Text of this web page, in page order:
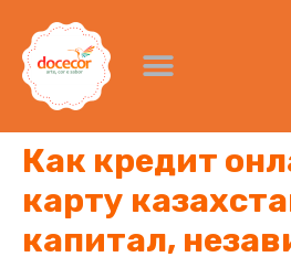
Как кредит
карту
капитал,